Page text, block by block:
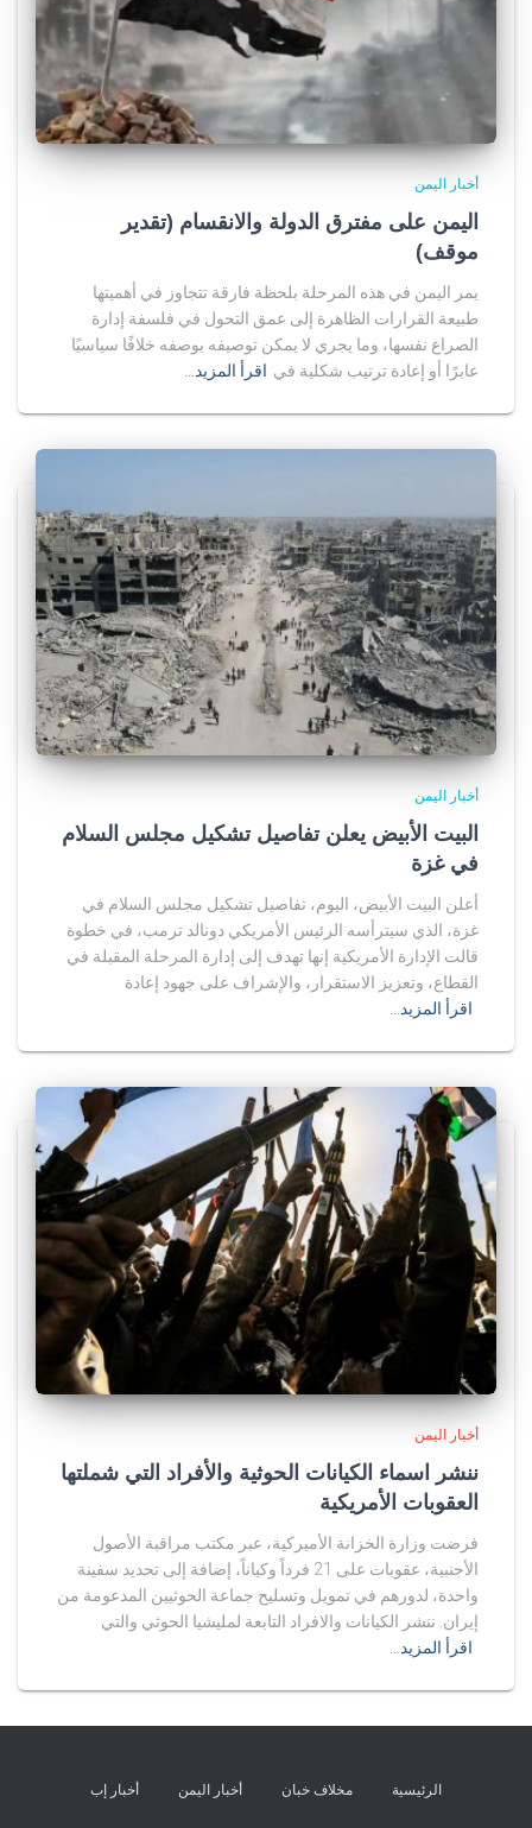
أخبار اليمن
اليمن على مفترق الدولة والانقسام (تقدير
موقف)
يمر اليمن في هذه المرحلة بلحظة فارقة تتجاوز في أهميتها
طبيعة القرارات الظاهرة إلى عمق التحول في فلسفة إدارة
الصراع نفسها، وما يجري لا يمكن توصيفه بوصفه خلافًا سياسيًا
عابرًا أو إعادة ترتيب شكلية في اقرأ المزيد…
أخبار اليمن
البيت الأبيض يعلن تفاصيل تشكيل مجلس السلام
في غزة
أعلن البيت الأبيض، اليوم، تفاصيل تشكيل مجلس السلام في
غزة، الذي سيترأسه الرئيس الأمريكي دونالد ترمب، في خطوة
قالت الإدارة الأمريكية إنها تهدف إلى إدارة المرحلة المقبلة في
القطاع، وتعزيز الاستقرار، والإشراف على جهود إعادة
اقرأ المزيد…
أخبار اليمن
ننشر اسماء الكيانات الحوثية والأفراد التي شملتها
العقوبات الأمريكية
فرضت وزارة الخزانة الأميركية، عبر مكتب مراقبة الأصول
الأجنبية، عقوبات على 21 فرداً وكياناً، إضافة إلى تحديد سفينة
واحدة، لدورهم في تمويل وتسليح جماعة الحوثيين المدعومة من
إيران. ننشر الكيانات والافراد التابعة لمليشيا الحوثي والتي
اقرأ المزيد…
الرئيسية مخلاف خبان أخبار اليمن أخبار إب